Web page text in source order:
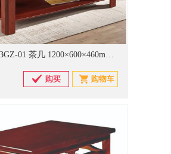
尔迈 EM-BGZ-01 茶几 1200×600×460mm 红色（单位：台）